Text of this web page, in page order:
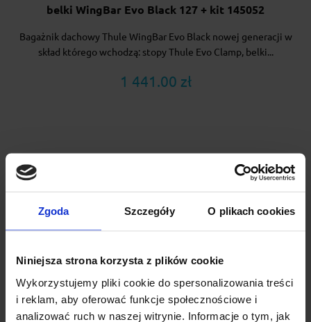
Zgoda Szczegóły O plikach cookies
Niniejsza strona korzysta z plików cookie
Wykorzystujemy pliki cookie do spersonalizowania treści
i reklam, aby oferować funkcje społecznościowe i
analizować ruch w naszej witrynie. Informacje o tym, jak
belki WingBar Evo Black 127 + kit 145052
Bagażnik dachowy Thule WingBar Evo Black nowej generacji w
skład którego wchodzą: stopy Thule Evo Clamp, belki...
1 441.00 zł